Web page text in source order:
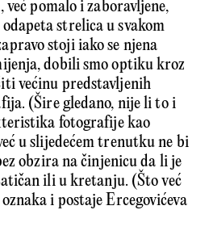
pomalo i zaboravljene,
strelica u svakom
stoji iako se njena
dobili smo optiku kroz
većinu predstavljenih
(Šire gledano, nije li to i
fotografije kao
u slijedećem trenutku ne bi
obzira na činjenicu da li je
ili u kretanju. (Što već
i postaje Ercegovićeva